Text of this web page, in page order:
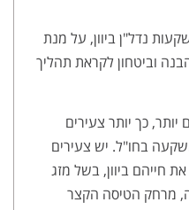
נדל"ן ביוון, על מנת
וביטחון לקראת תהליך
כך יותר צעירים
בחו"ל. יש צעירים
חייהם ביוון, בשל מזג
מרחק הטיסה הקצר